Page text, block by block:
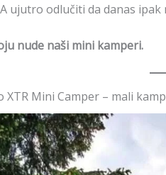
ujutro odlučiti da danas
nude naši mini kamperi.
Mini Camper – mali